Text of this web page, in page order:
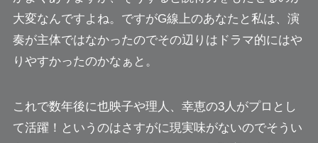
大変なんですよね。ですがG線上のあなたと私は、演
奏が主体ではなかったのでその辺りは ドラマ的にはや
りやすかったのかなぁと。
これで数年後に也映子や理人、幸恵の3人がプロとし
て活躍！というのはさすがに現実味がないのでそうい